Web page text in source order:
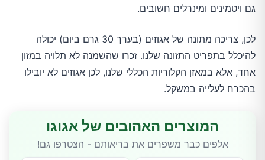
גם ויטמינים ומינרלים חשובים.
לכן, צריכה מתונה של אגוזים (בערך 30 גרם ביום) יכולה
להיכלל בתפריט התזונה שלנו. זכרו שהשמנה לא תלויה במזון
אחד, אלא במאזן הקלוריות הכללי שלנו, לכן אגוזים לא יובילו
בהכרח לעלייה במשקל.
המוצרים האהובים של אגוגו
אלפים כבר משפרים את בריאותם - הצטרפו גם!